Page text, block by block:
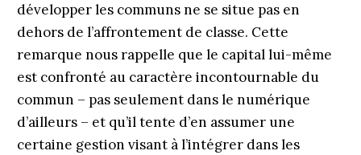
développer les communs ne se situe pas en
dehors de l’affrontement de classe. Cette
remarque nous rappelle que le capital lui-même
est confronté au caractère incontournable du
commun – pas seulement dans le numérique
d’ailleurs – et qu’il tente d’en assumer une
certaine gestion visant à l’intégrer dans les